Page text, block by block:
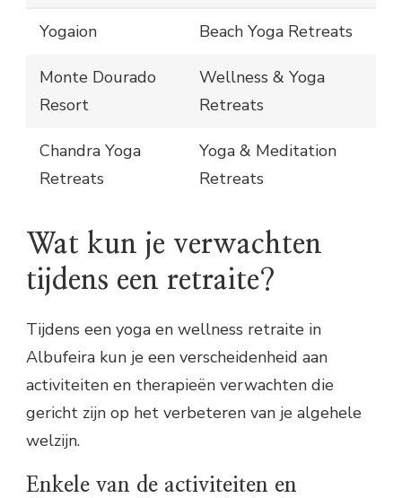
Yogaion Beach Yoga Retreats
Monte Dourado
Resort
Wellness & Yoga
Retreats
Chandra Yoga
Retreats
Yoga & Meditation
Retreats
Wat kun je verwachten
tijdens een retraite?
Tijdens een yoga en wellness retraite in
Albufeira kun je een verscheidenheid aan
activiteiten en therapieën verwachten die
gericht zijn op het verbeteren van je algehele
welzijn.
Enkele van de activiteiten en